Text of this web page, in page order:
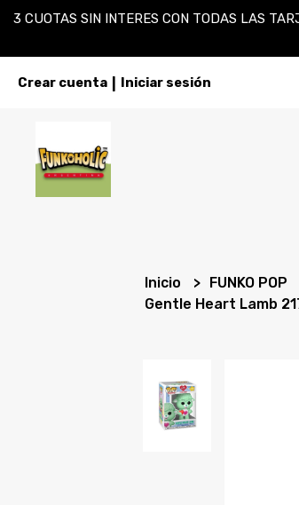
3 CUOTAS SIN INTERES CON TODAS LAS
Crear cuenta Iniciar sesión
Inicio FUNKO POP
Gentle Heart Lamb